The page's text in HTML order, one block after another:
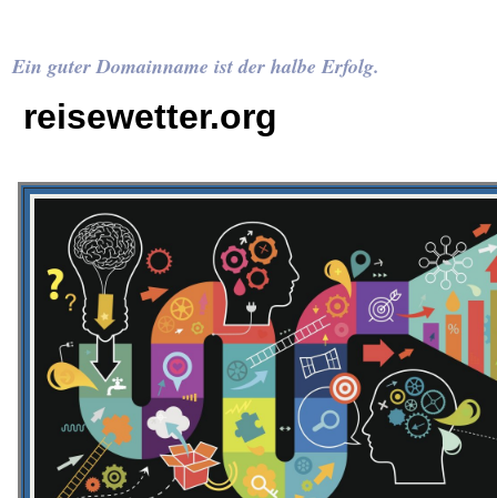
Ein guter Domainname ist der halbe Erfolg.
reisewetter.org